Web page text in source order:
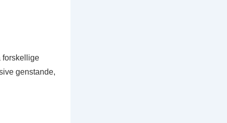
forskellige
genstande,